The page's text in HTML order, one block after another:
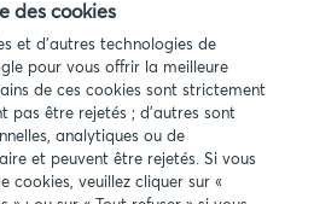
?
des cookies
et d'autres technologies de
pour vous offrir la meilleure
de ces cookies sont strictement
pas être rejetés ; d'autres sont
analytiques ou de
et peuvent être rejetés. Si vous
cookies, veuillez cliquer sur «